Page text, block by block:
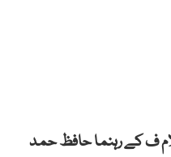
ف کے رہنما حافظ حمد